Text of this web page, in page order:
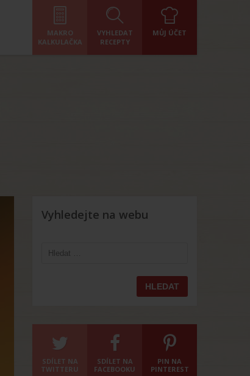
MAKRO
KALKULAČKA
VYHLEDAT
RECEPTY
MŮJ ÚČET
Vyhledejte na webu
Vyhledávání
SDÍLET NA
TWITTERU
SDÍLET NA
FACEBOOKU
PIN NA
PINTEREST